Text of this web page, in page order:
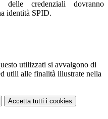
credenziali dovranno
identità SPID.
utilizzati si avvalgono di
utili alle finalità illustrate nella
Accetta tutti i cookies